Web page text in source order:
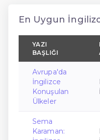
En Uygun
YAZI
BAŞLIĞI
Avrupa'da
İngilizce
Konuşulan
Ülkeler
Sema
Karaman: